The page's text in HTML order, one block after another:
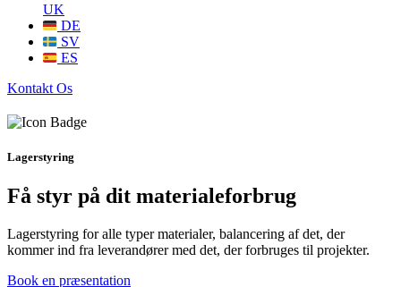
UK
DE
SV
ES
Kontakt Os
Lagerstyring
Få styr på dit materialeforbrug
Lagerstyring for alle typer materialer, balancering af det, der
kommer ind fra leverandører med det, der forbruges til projekter.
Book en præsentation